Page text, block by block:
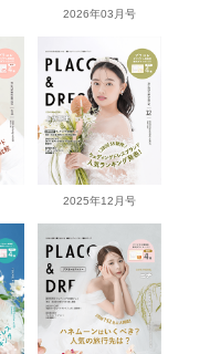
2026年03月号
2025年12月号